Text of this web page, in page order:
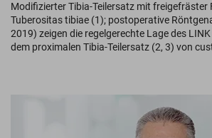
Modifizierter Tibia-Teilersatz mit freigefräster
Tuberositas tibiae (1); postoperative
2019) zeigen die regelgerechte Lage des
dem proximalen Tibia-Teilersatz (2, 3) von